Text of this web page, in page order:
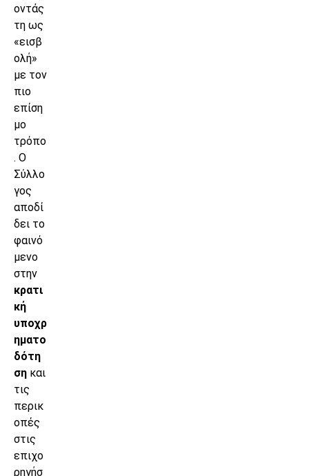
οντάς
τη ως
«εισβ
ολή»
με τον
πιο
επίση
μο
τρόπο
. Ο
Σύλλο
γος
αποδί
δει το
φαινό
μενο
στην
κρατι
κή
υποχρ
ηματο
δότη
ση και
τις
περικ
οπές
στις
επιχο
ρηγήσ